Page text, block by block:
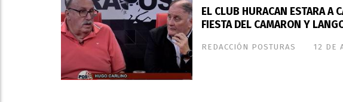
EL CLUB HURACAN ESTARA A
FIESTA DEL CAMARON Y
REDACCIÓN POSTURAS 12 DE